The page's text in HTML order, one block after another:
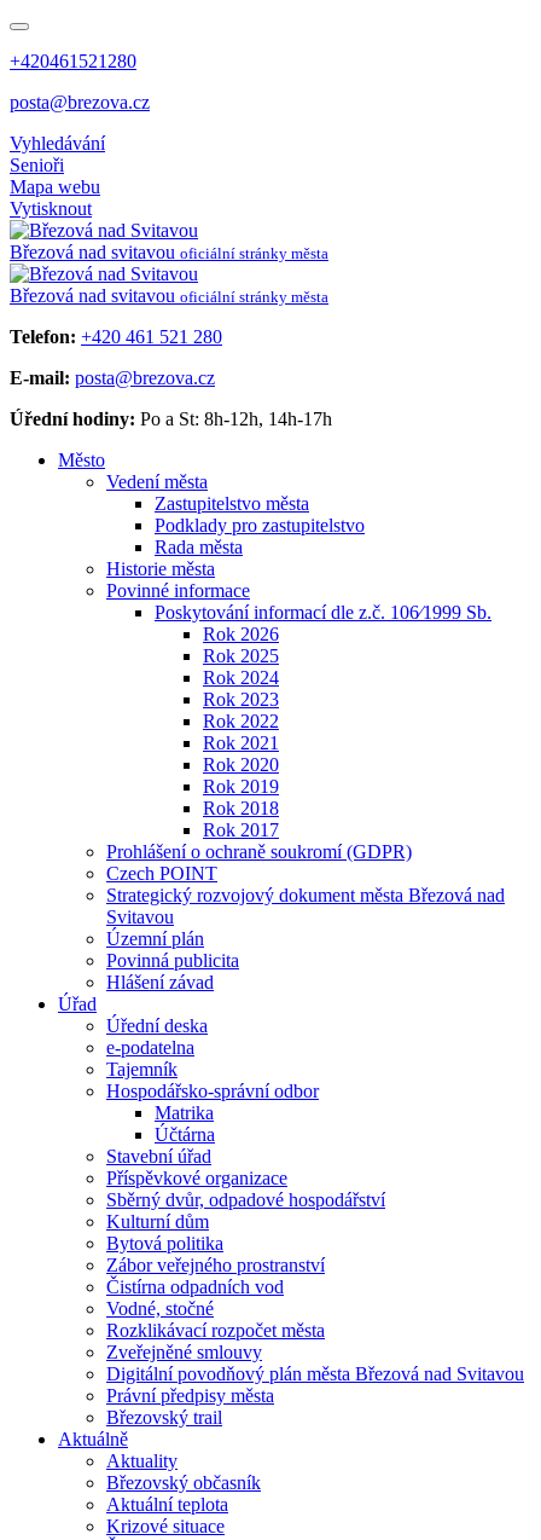
+420461521280
posta@brezova.cz
Vyhledávání
Senioři
Mapa webu
Vytisknout
Březová nad svitavou oficiální stránky města
Březová nad svitavou oficiální stránky města
Telefon: +420 461 521 280
E-mail: posta@brezova.cz
Úřední hodiny: Po a St: 8h-12h, 14h-17h
Město
Vedení města
Zastupitelstvo města
Podklady pro zastupitelstvo
Rada města
Historie města
Povinné informace
Poskytování informací dle z.č. 106⁄1999 Sb.
Rok 2026
Rok 2025
Rok 2024
Rok 2023
Rok 2022
Rok 2021
Rok 2020
Rok 2019
Rok 2018
Rok 2017
Prohlášení o ochraně soukromí (GDPR)
Czech POINT
Strategický rozvojový dokument města Březová nad
Svitavou
Územní plán
Povinná publicita
Hlášení závad
Úřad
Úřední deska
e-podatelna
Tajemník
Hospodářsko-správní odbor
Matrika
Účtárna
Stavební úřad
Příspěvkové organizace
Sběrný dvůr, odpadové hospodářství
Kulturní dům
Bytová politika
Zábor veřejného prostranství
Čistírna odpadních vod
Vodné, stočné
Rozklikávací rozpočet města
Zveřejněné smlouvy
Digitální povodňový plán města Březová nad Svitavou
Právní předpisy města
Březovský trail
Aktuálně
Aktuality
Březovský občasník
Aktuální teplota
Krizové situace